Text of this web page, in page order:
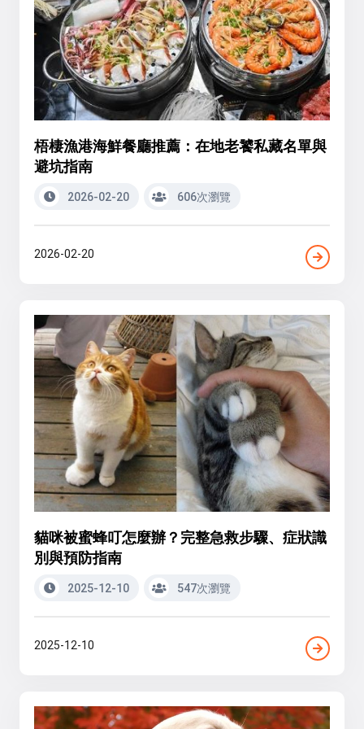
梧棲漁港海鮮餐廳推薦：在地老饕私藏名單與
避坑指南
2026-02-20 606次瀏覽
2026-02-20
貓咪被蜜蜂叮怎麼辦？完整急救步驟、症狀識
別與預防指南
2025-12-10 547次瀏覽
2025-12-10